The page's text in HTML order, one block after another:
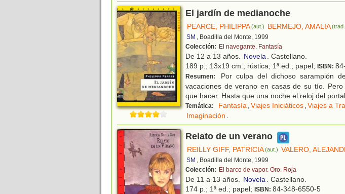
El jardín de medianoche
PEARCE, PHILIPPA(aut.) BERMEJO, AMALIA
SM , Boadilla del Monte, 1999
Colección: El navegante. Fantasía
De 12 a 13 años. Novela. Castellano.
189 p.; 13x19 cm.; rústica; 1ª ed.; papel; ISBN:
Resumen:
Por culpa del dichoso sarampión
vacaciones de verano en casas de su tío.
que hacer. Hasta que una noche el reloj del
Temática: Fantasía,Viajes Iniciáticos,Viajes a
Imaginación .
Relato de un verano
REILLY GIFF, PATRICIA(aut.) VALERO,
SM , Boadilla del Monte, 1999
Colección: El barco de vapor. Oro. Roja
De 11 a 13 años. Novela. Castellano.
174 p.; 1ª ed.; papel; ISBN: 84-348-6550-5